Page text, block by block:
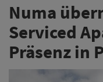
Numa
Serviced
Präsenz in